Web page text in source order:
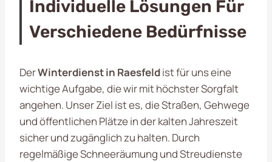
Individuelle Lösungen Für
Verschiedene Bedürfnisse
DerWinterdienst in Raesfeldist für uns eine
wichtige Aufgabe, die wir mit höchster Sorgfalt
angehen. Unser Ziel ist es, die Straßen, Gehwege
und öffentlichen Plätze in der kalten Jahreszeit
sicher und zugänglich zu halten. Durch
regelmäßige Schneeräumung und Streudienste